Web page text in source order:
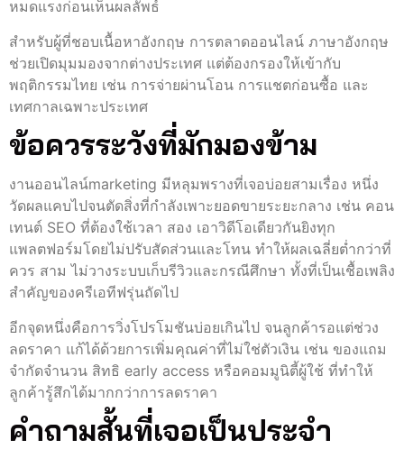
หมดแรงก่อนเห็นผลลัพธ์
สำหรับผู้ที่ชอบเนื้อหาอังกฤษ การตลาดออนไลน์ ภาษาอังกฤษ
ช่วยเปิดมุมมองจากต่างประเทศ แต่ต้องกรองให้เข้ากับ
พฤติกรรมไทย เช่น การจ่ายผ่านโอน การแชตก่อนซื้อ และ
เทศกาลเฉพาะประเทศ
ข้อควรระวังที่มักมองข้าม
งานออนไลน์marketing มีหลุมพรางที่เจอบ่อยสามเรื่อง หนึ่ง
วัดผลแคบไปจนตัดสิ่งที่กำลังเพาะยอดขายระยะกลาง เช่น คอน
เทนต์ SEO ที่ต้องใช้เวลา สอง เอาวิดีโอเดียวกันยิงทุก
แพลตฟอร์มโดยไม่ปรับสัดส่วนและโทน ทำให้ผลเฉลี่ยต่ำกว่าที่
ควร สาม ไม่วางระบบเก็บรีวิวและกรณีศึกษา ทั้งที่เป็นเชื้อเพลิง
สำคัญของครีเอทีฟรุ่นถัดไป
อีกจุดหนึ่งคือการวิ่งโปรโมชันบ่อยเกินไป จนลูกค้ารอแต่ช่วง
ลดราคา แก้ได้ด้วยการเพิ่มคุณค่าที่ไม่ใช่ตัวเงิน เช่น ของแถม
จำกัดจำนวน สิทธิ early access หรือคอมมูนิตี้ผู้ใช้ ที่ทำให้
ลูกค้ารู้สึกได้มากกว่าการลดราคา
คำถามสั้นที่เจอเป็นประจำ